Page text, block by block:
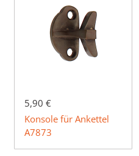
5,90 €
Konsole für Ankettel
A7873